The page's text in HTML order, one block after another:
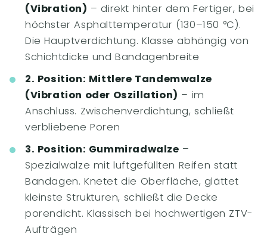
(Vibration) – direkt hinter dem Fertiger, bei
höchster Asphalttemperatur (130–150 °C).
Die Hauptverdichtung. Klasse abhängig von
Schichtdicke und Bandagenbreite
2. Position: Mittlere Tandemwalze
(Vibration oder Oszillation) – im
Anschluss. Zwischenverdichtung, schließt
verbliebene Poren
3. Position: Gummiradwalze –
Spezialwalze mit luftgefüllten Reifen statt
Bandagen. Knetet die Oberfläche, glättet
kleinste Strukturen, schließt die Decke
porendicht. Klassisch bei hochwertigen ZTV-
Aufträgen